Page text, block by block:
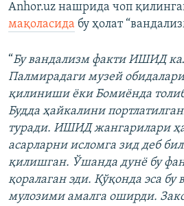
Anhor.uz нашрида чоп
мақоласида бу ҳолат
“Бу вандализм факти ИШИД
Палмирадаги музей
қилиниши ëки Бомиëнда
Будда ҳайкалини
туради. ИШИД жангарилари
асарларни исломга зид деб
қилишган. Ўшанда дунë бу
қоралаган эди. Қўқонда эса бу
мулозими амалга оширди.